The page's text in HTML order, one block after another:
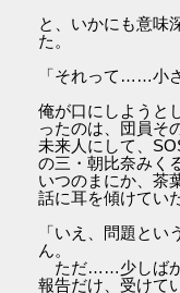
と、いかにも意味
た。
「それって……小
俺が口にしようと
ったのは、団員そ
未来人にして、
の三・朝比奈みく
いつのまにか、茶
話に耳を傾けてい
「いえ、問題と
ん。
ただ……少しばか
報告だけ、受けて